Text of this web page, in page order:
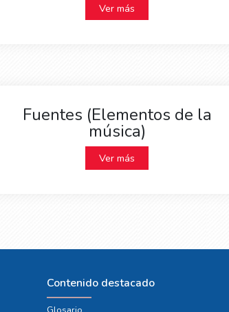
Ver más
Fuentes (Elementos de la
música)
Ver más
Contenido destacado